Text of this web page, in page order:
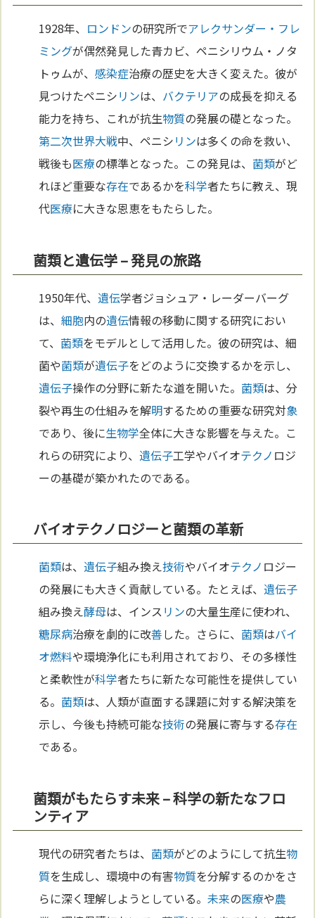
1928年、 ロンドンの研究所でアレクサンダー・フレ
ミングが偶然発見した青カビ、ペニシリウム・ノタ
トゥムが、感染症治療の歴史を大きく変えた。彼が
見つけたペニシリンは、 バクテリアの成長を抑える
能力を持ち、これが抗生物質の発展の礎となった。
第二次世界大戦中、ペニシリンは多くの命を救い、
戦後も医療の標準となった。この発見は、 菌類がど
れほど重要な存在であるかを科学者たちに教え、現
代医療に大きな恩恵をもたらした。
菌類と遺伝学 – 発見の旅路
1950年代、遺伝学者ジョシュア・レーダーバーグ
は、細胞内の遺伝情報の移動に関する研究におい
て、 菌類をモデルとして活用した。彼の研究は、細
菌や菌類が遺伝子をどのように交換するかを示し、
遺伝子操作の分野に新たな道を開いた。 菌類は、分
裂や再生の仕組みを解明するための重要な研究対象
であり、後に生物学全体に大きな影響を与えた。こ
れらの研究により、遺伝子工学やバイオテクノ ロジ
ーの基礎が築かれたのである。
バイオテクノロジーと菌類の革新
菌類は、遺伝子組み換え技術やバイオテクノ ロジー
の発展にも大きく貢献している。たとえば、遺伝子
組み換え酵母は、インスリンの大量生産に使われ、
糖尿病治療を劇的に改善した。さらに、 菌類はバイ
オ燃料や環境浄化にも利用されており、その多様性
と柔軟性が科学者たちに新たな可能性を提供してい
る。 菌類は、人類が直面する課題に対する解決策を
示し、今後も持続可能な技術の発展に寄与する存在
である。
菌類がもたらす未来 – 科学の新たなフロ
ンティア
現代の研究者たちは、 菌類がどのようにして抗生物
質を生成し、環境中の有害物質を分解するのかをさ
らに深く理解しようとしている。未来の医療や農